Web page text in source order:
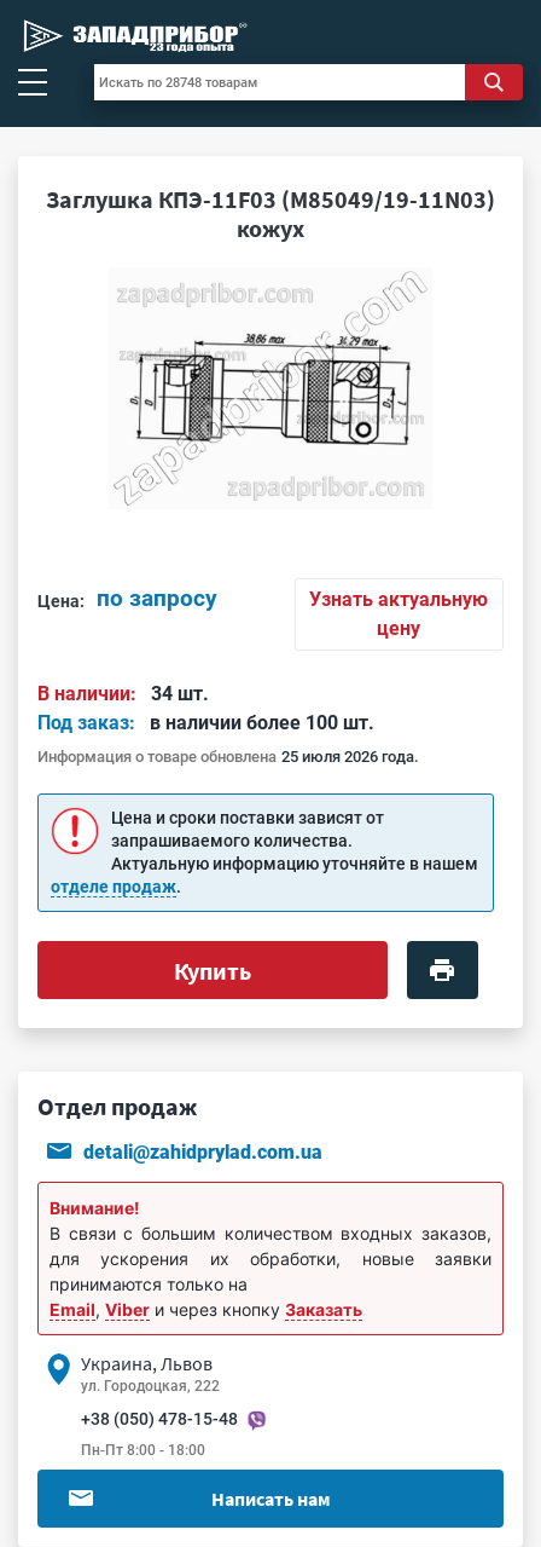
Заглушка КПЭ-11F03 (M85049/19-11N03)
кожух
Цена: по запросу
Узнать актуальную
цену
В наличии:
34 шт.
Под заказ:
в наличии более 100 шт.
Информация о товаре обновлена 25 июля 2026 года.
Цена и сроки поставки зависят от
запрашиваемого количества.
Актуальную информацию уточняйте в нашем
отделе продаж.
Купить
Отдел продаж
detali@zahidprylad.com.ua
Внимание!
В связи с большим количеством входных заказов,
для ускорения их обработки, новые заявки
принимаются только на
Email, Viber и через кнопку Заказать
Украина, Львов
ул. Городоцкая, 222
+38 (050) 478-15-48
Пн-Пт 8:00 - 18:00
Написать нам